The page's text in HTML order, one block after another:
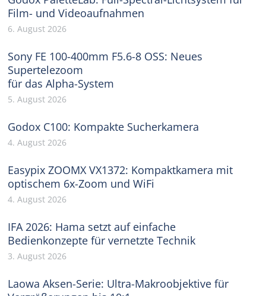
Film- und Videoaufnahmen
6. August 2026
Sony FE 100-400mm F5.6-8 OSS: Neues
Supertelezoom
für das Alpha-System
5. August 2026
Godox C100: Kompakte Sucherkamera
4. August 2026
Easypix ZOOMX VX1372: Kompaktkamera mit
optischem 6x-Zoom und WiFi
4. August 2026
IFA 2026: Hama setzt auf einfache
Bedienkonzepte für vernetzte Technik
3. August 2026
Laowa Aksen-Serie: Ultra-Makroobjektive für